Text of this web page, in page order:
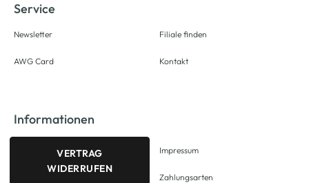
Service
Newsletter
AWG Card
Filiale finden
Kontakt
Informationen
VERTRAG
WIDERRUFEN
Impressum
Zahlungsarten